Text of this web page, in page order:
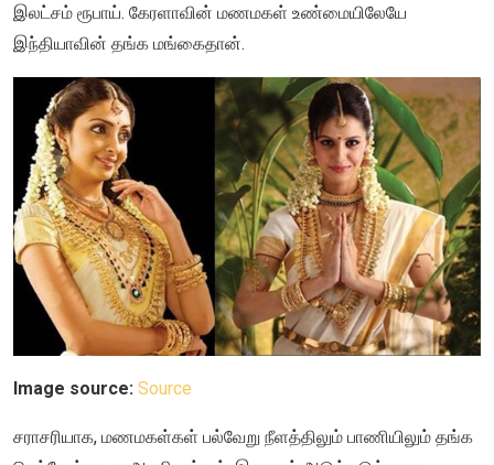
இலட்சம் ரூபாய். கேரளாவின் மணமகள் உண்மையிலேயே
இந்தியாவின் தங்க மங்கைதான்.
Image source: Source
சராசரியாக, மணமகள்கள் பல்வேறு நீளத்திலும் பாணியிலும் தங்க